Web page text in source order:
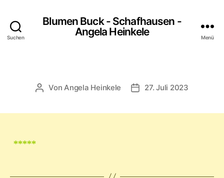
Suchen
Blumen Buck - Schafhausen -
Angela Heinkele
Menü
VonAngela Heinkele 27. Juli 2023
*****